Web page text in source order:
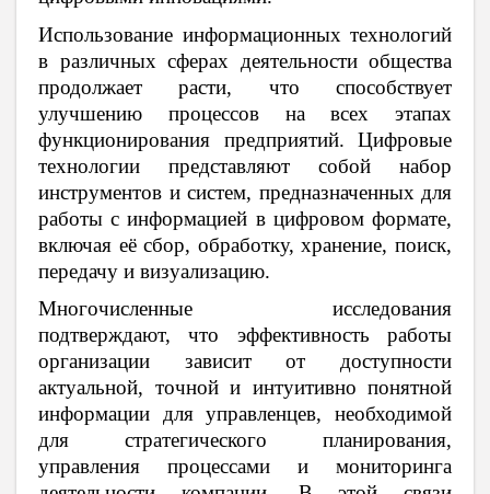
Использование информационных технологий
в различных сферах деятельности общества
продолжает расти, что способствует
улучшению процессов на всех этапах
функционирования предприятий. Цифровые
технологии представляют собой набор
инструментов и систем, предназначенных для
работы с информацией в цифровом формате,
включая её сбор, обработку, хранение, поиск,
передачу и визуализацию.
Многочисленные исследования
подтверждают, что эффективность работы
организации зависит от доступности
актуальной, точной и интуитивно понятной
информации для управленцев, необходимой
для стратегического планирования,
управления процессами и мониторинга